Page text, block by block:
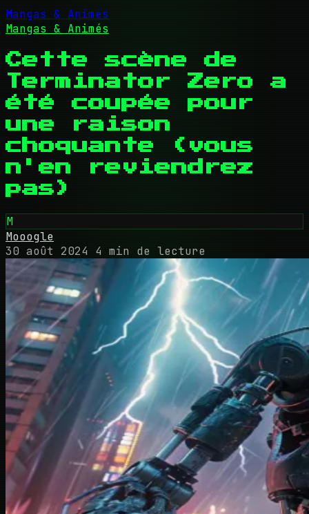
Mangas & Animés
Mangas & Animés
Cette scène de
Terminator Zero a
été coupée pour
une raison
choquante (vous
n'en reviendrez
pas)
M
Mooogle
30 août 2024
4 min de lecture